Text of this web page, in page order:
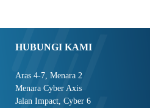
HUBUNGI KAMI
Aras 4-7, Menara 2
Menara Cyber Axis
Jalan Impact, Cyber 6